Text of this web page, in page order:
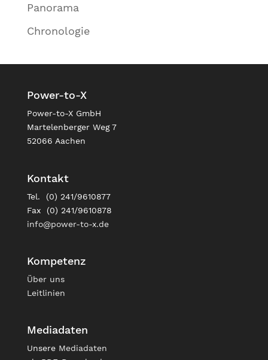
Panorama
Chronologie
Power-to-X
Power-to-X GmbH
Martelenberger Weg 7
52066 Aachen
Kontakt
Tel. (0) 241/9610877
Fax (0) 241/9610878
info@power-to-x.de
Kompetenz
Über uns
Leitlinien
Mediadaten
Unsere Mediadaten